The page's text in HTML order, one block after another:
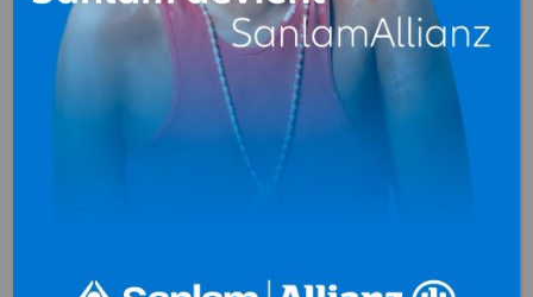
AEM
Groupes
électrogènes
BP. 408
Pointe-Noire - Congo
AFFICHER LE N°